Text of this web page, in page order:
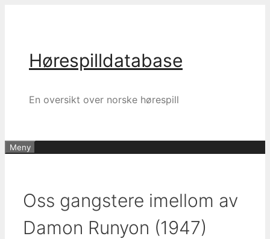
Hørespilldatabase
En oversikt over norske hørespill
Meny
Oss gangstere imellom av
Damon Runyon (1947)